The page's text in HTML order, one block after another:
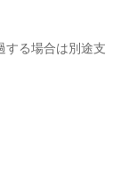
する場合は別途支